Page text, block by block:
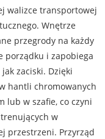
walizce transportowej
Wnętrze
przegrody na każdy
porządku i zapobiega
zaciski. Dzięki
hantli chromowanych
lub w szafie, co czyni
w
przestrzeni. Przyrząd